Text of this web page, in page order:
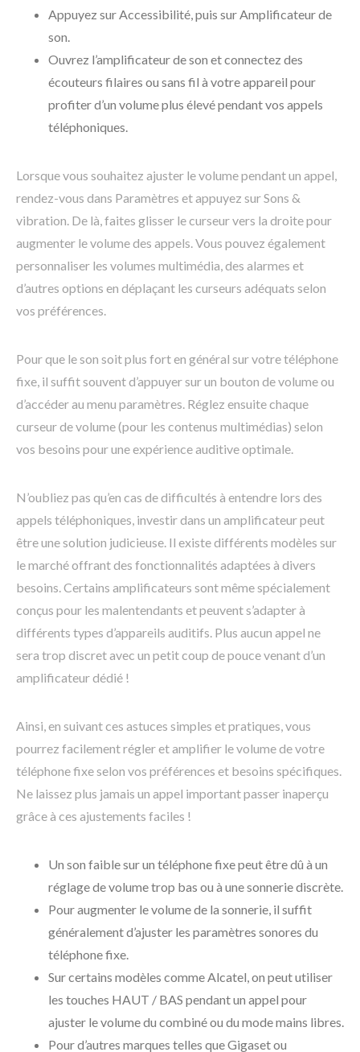
Appuyez sur Accessibilité, puis sur Amplificateur de
son.
Ouvrez l’amplificateur de son et connectez des
écouteurs filaires ou sans fil à votre appareil pour
profiter d’un volume plus élevé pendant vos appels
téléphoniques.
Lorsque vous souhaitez ajuster le volume pendant un appel,
rendez-vous dans Paramètres et appuyez sur Sons &
vibration. De là, faites glisser le curseur vers la droite pour
augmenter le volume des appels. Vous pouvez également
personnaliser les volumes multimédia, des alarmes et
d’autres options en déplaçant les curseurs adéquats selon
vos préférences.
Pour que le son soit plus fort en général sur votre téléphone
fixe, il suffit souvent d’appuyer sur un bouton de volume ou
d’accéder au menu paramètres. Réglez ensuite chaque
curseur de volume (pour les contenus multimédias) selon
vos besoins pour une expérience auditive optimale.
N’oubliez pas qu’en cas de difficultés à entendre lors des
appels téléphoniques, investir dans un amplificateur peut
être une solution judicieuse. Il existe différents modèles sur
le marché offrant des fonctionnalités adaptées à divers
besoins. Certains amplificateurs sont même spécialement
conçus pour les malentendants et peuvent s’adapter à
différents types d’appareils auditifs. Plus aucun appel ne
sera trop discret avec un petit coup de pouce venant d’un
amplificateur dédié !
Ainsi, en suivant ces astuces simples et pratiques, vous
pourrez facilement régler et amplifier le volume de votre
téléphone fixe selon vos préférences et besoins spécifiques.
Ne laissez plus jamais un appel important passer inaperçu
grâce à ces ajustements faciles !
Un son faible sur un téléphone fixe peut être dû à un
réglage de volume trop bas ou à une sonnerie discrète.
Pour augmenter le volume de la sonnerie, il suffit
généralement d’ajuster les paramètres sonores du
téléphone fixe.
Sur certains modèles comme Alcatel, on peut utiliser
les touches HAUT / BAS pendant un appel pour
ajuster le volume du combiné ou du mode mains libres.
Pour d’autres marques telles que Gigaset ou